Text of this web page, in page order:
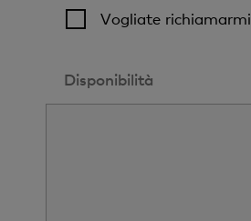
Vogliate richiamarmi
Disponibilità